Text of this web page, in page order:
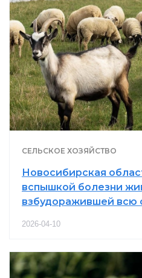
СЕЛЬСКОЕ ХОЗЯЙСТВО
Новосибирская
вспышкой болезни
взбудоражившей всю
2026-04-10